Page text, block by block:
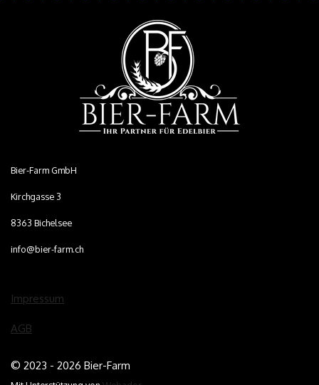
Bier-Farm GmbH
Kirchgasse 3
8363 Bichelsee
info@bier-farm.ch
Impressum
AGB
© 2023 - 2026 Bier-Farm